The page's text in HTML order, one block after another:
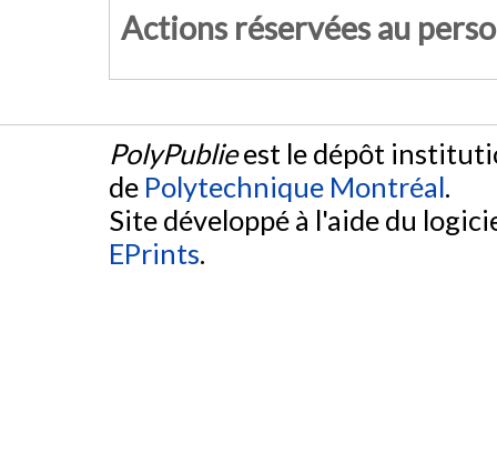
Actions réservées au
PolyPublieest le dépôt
de Polytechnique Montréal.
Site développé à l'aide du
EPrints.